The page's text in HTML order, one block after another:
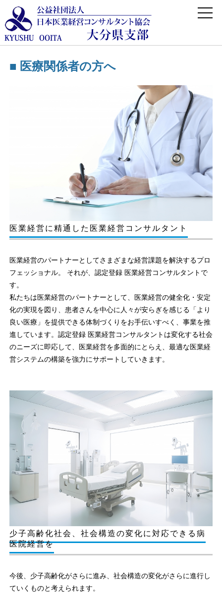
■ 医療関係者の方へ
医業経営に精通した医業経営コンサルタント
医業経営のパートナーとしてさまざまな経営課題を解決するプロ
フェッショナル。 それが、認定登録 医業経営コンサルタントで
す。
私たちは医業経営のパートナーとして、医業経営の健全化・安定
化の実現を図り、患者さんを中心に人々が安らぎを感じる「より
良い医療」を提供できる体制づくりをお手伝いすべく、事業を推
進しています。認定登録 医業経営コンサルタントは変化する社会
のニーズに即応して、医業経営を多面的にとらえ、最適な医業経
営システムの構築を強力にサポートしていきます。
少子高齢化社会、社会構造の変化に対応できる病
医院経営を
今後、少子高齢化がさらに進み、社会構造の変化がさらに進行し
ていくものと考えられます。